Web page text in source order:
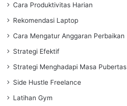
Cara Produktivitas Harian
Rekomendasi Laptop
Cara Mengatur Anggaran Perbaikan
Strategi Efektif
Strategi Menghadapi Masa Pubertas
Side Hustle Freelance
Latihan Gym